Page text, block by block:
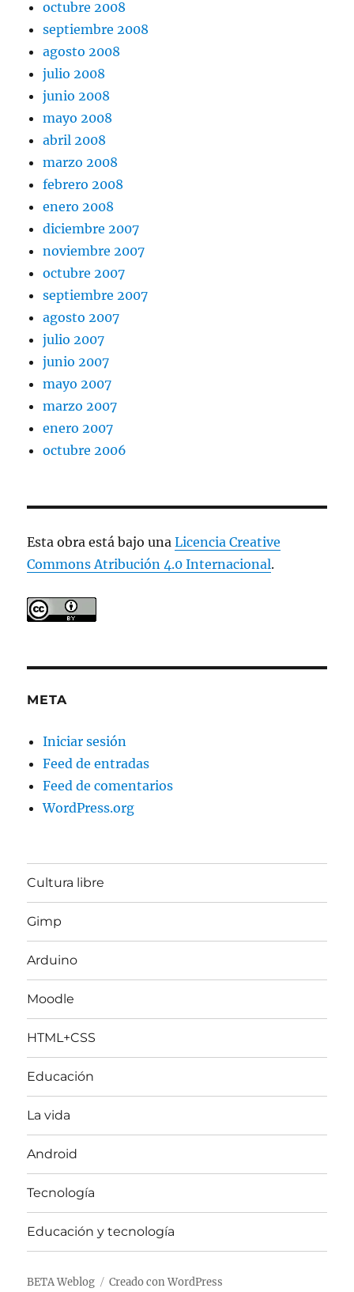
octubre 2008
septiembre 2008
agosto 2008
julio 2008
junio 2008
mayo 2008
abril 2008
marzo 2008
febrero 2008
enero 2008
diciembre 2007
noviembre 2007
octubre 2007
septiembre 2007
agosto 2007
julio 2007
junio 2007
mayo 2007
marzo 2007
enero 2007
octubre 2006
Esta obra está bajo unaLicencia Creative
Commons Atribución 4.0 Internacional.
META
Iniciar sesión
Feed de entradas
Feed de comentarios
WordPress.org
Cultura libre
Gimp
Arduino
Moodle
HTML+CSS
Educación
La vida
Android
Tecnología
Educación y tecnología
BETA Weblog Creado con WordPress